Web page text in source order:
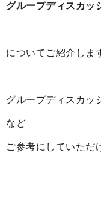
グループディスカッ
についてご紹介しま
グループディスカッ
など
ご参考にしていただ